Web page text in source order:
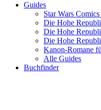
Guides
Star Wars
Die Hohe
Die Hohe
Die Hohe
Kanon-Romane
Alle Guides
Buchfinder